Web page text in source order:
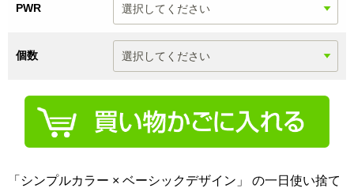
PWR
個数
「シンプルカラー × ベーシックデザイン」 の一日使い捨て